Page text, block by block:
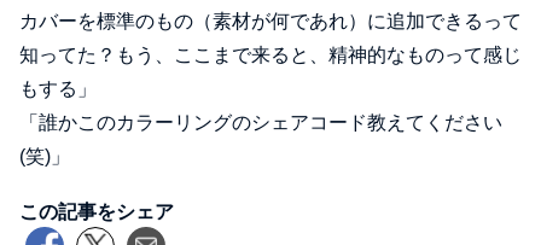
カバーを標準のもの（素材が何であれ）に追加できるって
知ってた？もう、ここまで来ると、精神的なものって感じ
もする」
「誰かこのカラーリングのシェアコード教えてください
(笑)」
この記事をシェア